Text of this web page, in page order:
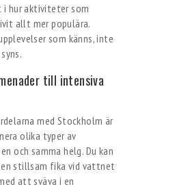
i hur aktiviteter som
allt mer populära.
som känns, inte
till intensiva
med Stockholm är
olika typer av
och samma helg. Du kan
en stillsam fika vid vattnet
att sväva i en